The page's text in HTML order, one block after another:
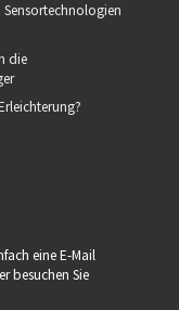
Sensortechnologien
die
eine E-Mail
besuchen Sie